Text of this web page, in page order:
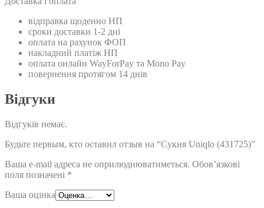
відправка щоденно НП
сроки доставки 1-2 дні
оплата на рахунок ФОП
накладний платіж НП
оплата онлайн WayForPay та Mono Pay
повернення протягом 14 днів
Відгуки
Відгуків немає.
Будьте первым, кто оставил отзыв на “Сукня Uniqlo (431725)”
Ваша e-mail адреса не оприлюднюватиметься. Обов’язкові
поля позначені *
Ваша оцінка